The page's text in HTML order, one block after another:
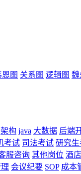
恩图 关系图 逻辑图 魏
架构 java 大数据 后端
考试 司法考试 研究
服咨询 其他岗位 酒
会议纪要 SOP 成本